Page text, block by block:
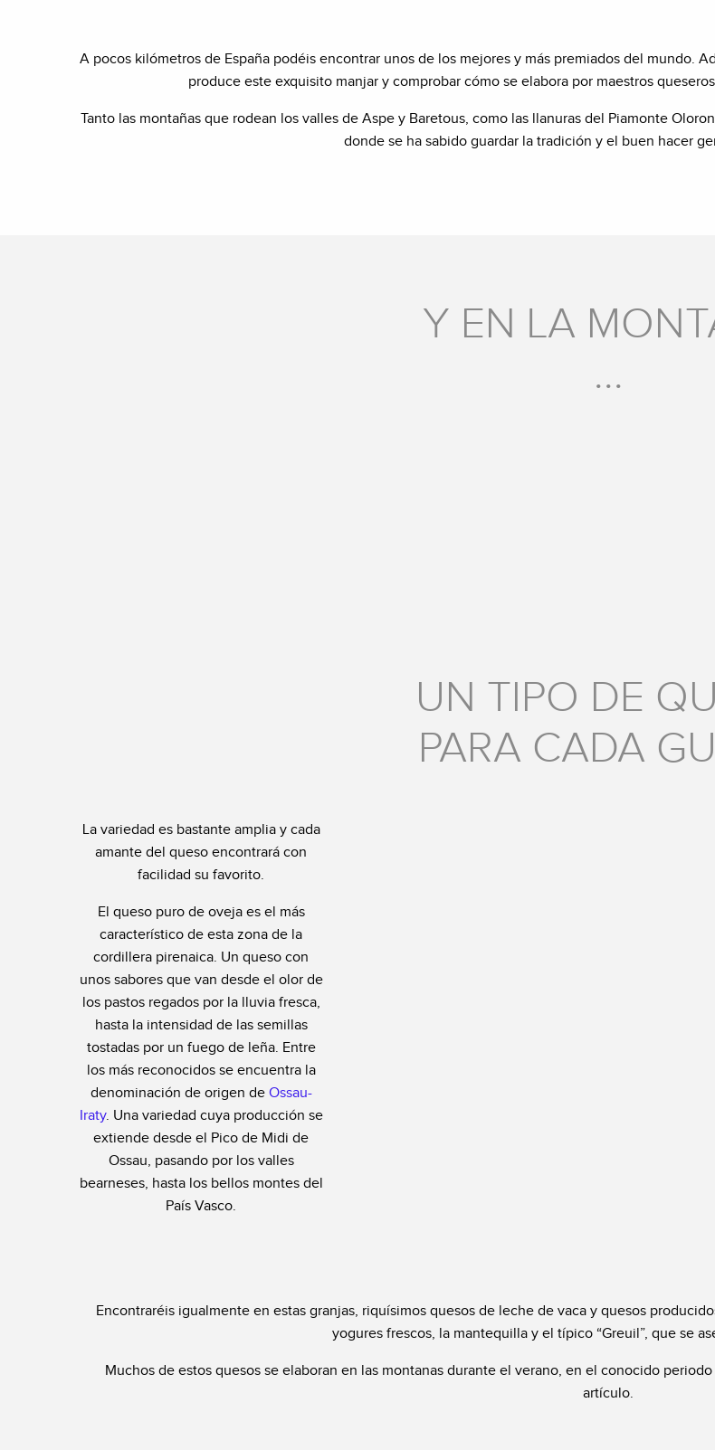
A pocos kilómetros de España podéis encontrar unos de los mejores y más premiados del mundo.
produce este exquisito manjar y comprobar cómo se elabora por maestros
Tanto las montañas que rodean los valles de Aspe y Baretous, como las llanuras del Piamonte
donde se ha sabido guardar la tradición y el buen hacer
Y EN LA
...
UN TIPO DE
PARA CADA
La variedad es bastante amplia y cada
amante del queso encontrará con
facilidad su favorito.
El queso puro de oveja es el más
característico de esta zona de la
cordillera pirenaica. Un queso con
unos sabores que van desde el olor de
los pastos regados por la lluvia fresca,
hasta la intensidad de las semillas
tostadas por un fuego de leña. Entre
los más reconocidos se encuentra la
denominación de origen de Ossau-
Iraty. Una variedad cuya producción se
extiende desde el Pico de Midi de
Ossau, pasando por los valles
bearneses, hasta los bellos montes del
País Vasco.
Encontraréis igualmente en estas granjas, riquísimos quesos de leche de vaca y quesos
yogures frescos, la mantequilla y el típico “Greuil”, que se
Muchos de estos quesos se elaboran en las montanas durante el verano, en el conocido
artículo.